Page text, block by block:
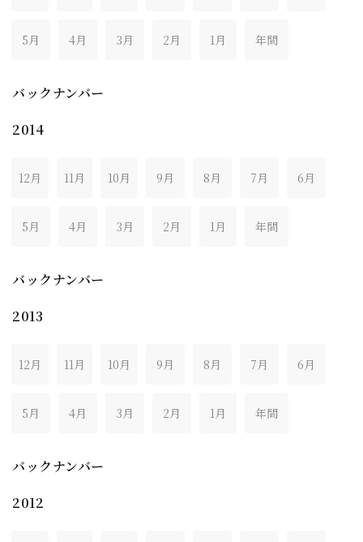
5月 4月 3月 2月 1月 年間
バックナンバー
2014
12月 11月 10月 9月 8月 7月 6月
5月 4月 3月 2月 1月 年間
バックナンバー
2013
12月 11月 10月 9月 8月 7月 6月
5月 4月 3月 2月 1月 年間
バックナンバー
2012